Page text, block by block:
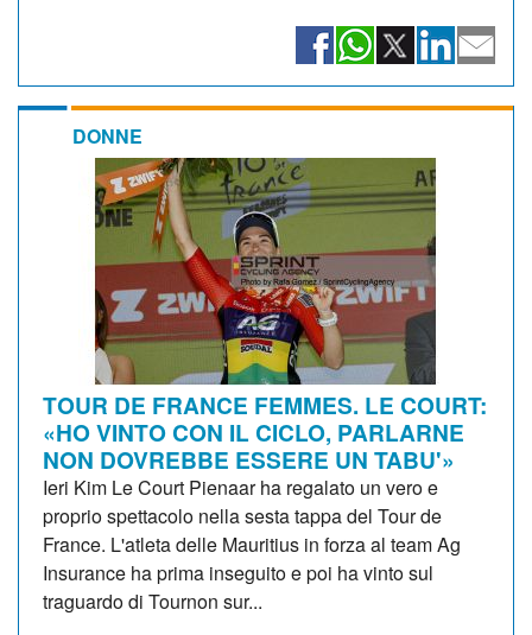
DONNE
TOUR DE FRANCE FEMMES. LE COURT:
«HO VINTO CON IL CICLO, PARLARNE
NON DOVREBBE ESSERE UN TABU'»
Ieri Kim Le Court Pienaar ha regalato un vero e
proprio spettacolo nella sesta tappa del Tour de
France. L'atleta delle Mauritius in forza al team Ag
Insurance ha prima inseguito e poi ha vinto sul
traguardo di Tournon sur...